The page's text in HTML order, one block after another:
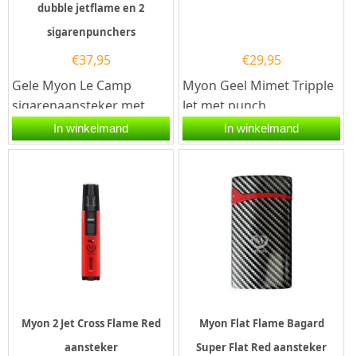
dubble jetflame en 2
sigarenpunchers
€37,95
Gele Myon Le Camp
sigarenaansteker met
een elektrische
ontsteking en 2 krachtige
In winkelmand
€29,95
Myon Geel Mimet Tripple
Jet met punch
aansteker.De Myon Geel
Mimet Tripple Jet met
In winkelmand
Myon 2 Jet Cross Flame Red
aansteker
Myon Flat Flame Bagard
Super Flat Red aansteker